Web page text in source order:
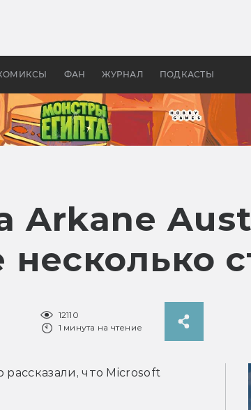
ФАН ЖУРНАЛ ПОДКАСТЫ
—
бы «Властелина колец»
Arkane
12110
1 минута на чтение
что Microsoft